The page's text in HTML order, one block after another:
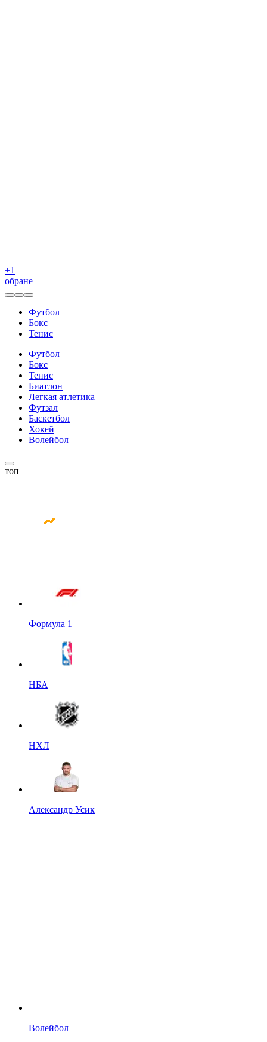
+1
обране
Футбол
Бокс
Тенис
Футбол
Бокс
Тенис
Биатлон
Легкая атлетика
Футзал
Баскетбол
Хокей
Волейбол
топ
Формула 1
НБА
НХЛ
Александр Усик
Волейбол